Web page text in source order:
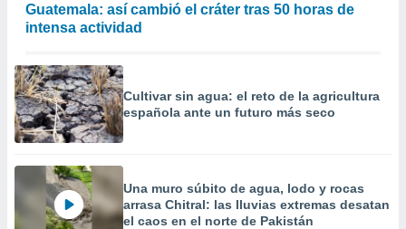
Guatemala: así cambió el cráter tras 50 horas de
intensa actividad
Cultivar sin agua: el reto de la agricultura
española ante un futuro más seco
Una muro súbito de agua, lodo y rocas
arrasa Chitral: las lluvias extremas desatan
el caos en el norte de Pakistán